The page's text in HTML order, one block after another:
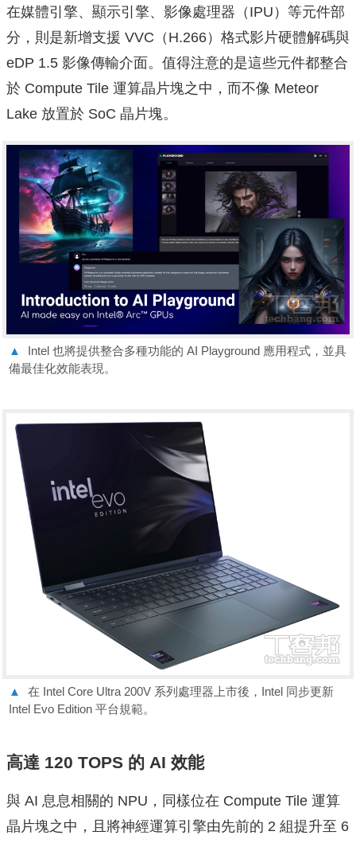
在媒體引擎、顯示引擎、影像處理器（IPU）等元件部
分，則是新增支援 VVC（H.266）格式影片硬體解碼與
eDP 1.5 影像傳輸介面。值得注意的是這些元件都整合
於 Compute Tile 運算晶片塊之中，而不像 Meteor
Lake 放置於 SoC 晶片塊。
▲
Intel 也將提供整合多種功能的 AI Playground 應用程式，並具
備最佳化效能表現。
▲
在 Intel Core Ultra 200V 系列處理器上市後，Intel 同步更新
Intel Evo Edition 平台規範。
高達 120 TOPS 的 AI 效能
與 AI 息息相關的 NPU，同樣位在 Compute Tile 運算
晶片塊之中，且將神經運算引擎由先前的 2 組提升至 6